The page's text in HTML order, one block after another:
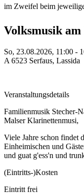
im Zweifel beim
Volksmusik
So, 23.08.2026, 11:00 -
A 6523 Serfaus, Lassida
Veranstaltungsdetails
Familienmusik Stecher-
Malser Klarinettenmusi,
Viele Jahre schon findet
Einheimischen und
und guat g'ess'n und
(Eintritts-)Kosten
Eintritt frei